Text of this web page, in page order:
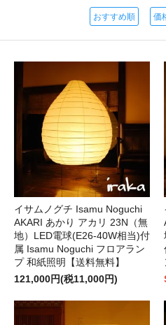
おすすめ順 価
イサムノグチ Isamu Noguchi
AKARI あかり アカリ 23N（無
地）LED電球(E26-40W相当)付
属 Isamu Noguchi フロアラン
プ 和紙照明【送料無料】
121,000円(税11,000円)